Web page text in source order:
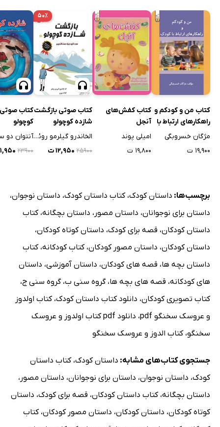
کتاب من و کودکم و
راهکارهای ارتباط با
کودک
مژگان خسروبگی
۱۹,۹۰۰ ت
کتاب کفش‌های
آنجل
امیلی پوند
۱۹,۸۰۰ ت
۵۰٪
کتاب صوتی بازگشت
شازده کوچولو
الخاندرو گیلرمو روئمز
۲۵۹۰۰ ۱۲,۹۵۰ ت
کتاب
کوچولو
۲۳۹۰۰ ۱۱,۹۵۰
برچسب‌ها: داستان کودک،کتاب داستان کودک، داستان نوجوان،
داستان برای نوجوانان، داستان مصور ، داستان بچگانه،کتاب
داستان کودکان، قصه برای کودک، داستان کوتاه کودکان،
داستان کودکان، داستان مصور کودکان،کتاب کودکانه،کتاب
داستان بچه ها، قصه های کودکان، داستان آموزشی، داستان
های کودکانه، قصه های بچه ها،گروه سنی ب،گروه سنی ج،
کتاب تصویری کودکان، دانلود کتاب داستان کودک،کتاب اولدوز
و عروسک سخنگو pdf
،
دانلود pdf کتاب اولدوز و عروسک
سخنگو،کتاب الدوز و عروسک سخنگو
جستجوی کتاب‌های مشابه: داستان کودک،کتاب داستان
کودک، داستان نوجوان، داستان برای نوجوانان، داستان مصور ،
داستان بچگانه،کتاب داستان کودکان، قصه برای کودک، داستان
کوتاه کودکان، داستان کودکان، داستان مصور کودکان،کتاب